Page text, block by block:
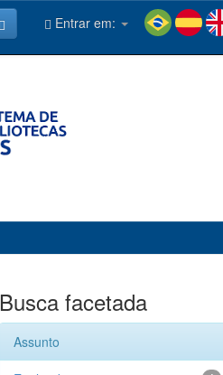
Entrar em:
Busca facetada
Assunto